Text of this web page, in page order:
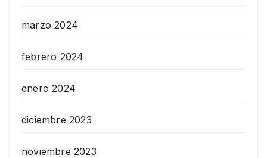
marzo 2024
febrero 2024
enero 2024
diciembre 2023
noviembre 2023